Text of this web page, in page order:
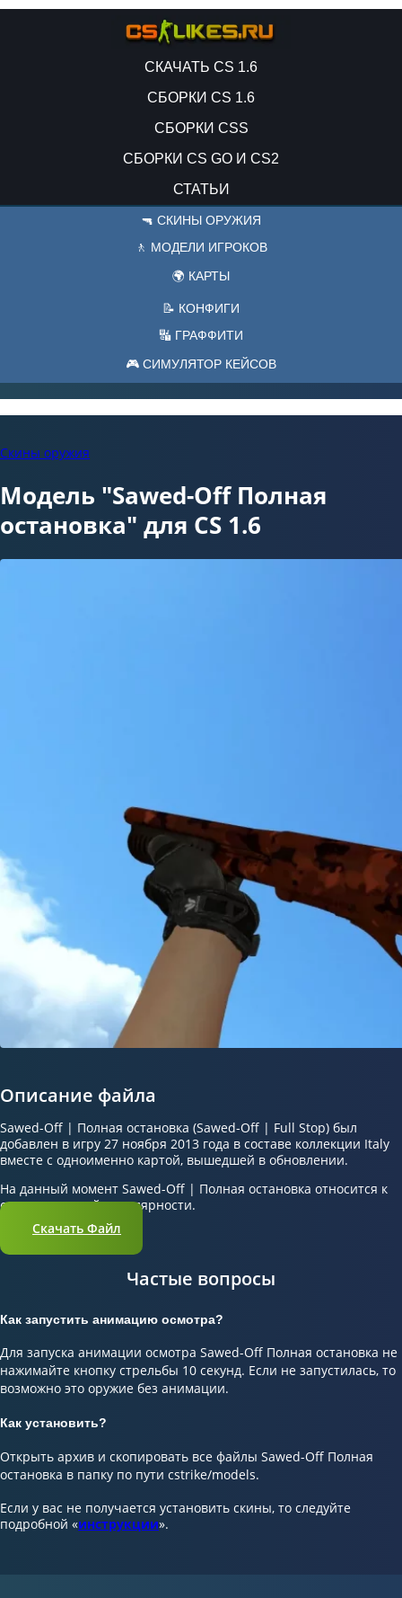
СКАЧАТЬ CS 1.6
СБОРКИ CS 1.6
СБОРКИ CSS
СБОРКИ CS GO И CS2
СТАТЬИ
🔫 СКИНЫ ОРУЖИЯ
🚶 МОДЕЛИ ИГРОКОВ
🌍 КАРТЫ
📝 КОНФИГИ
🔣 ГРАФФИТИ
🎮 СИМУЛЯТОР КЕЙСОВ
Скины оружия
Модель "Sawed-Off Полная
остановка" для CS 1.6
Описание файла
Sawed-Off | Полная остановка (Sawed-Off | Full Stop) был
добавлен в игру 27 ноября 2013 года в составе коллекции Italy
вместе с одноименно картой, вышедшей в обновлении.
На данный момент Sawed-Off | Полная остановка относится к
скинам средней популярности.
Скачать Файл
Частые вопросы
Как запустить анимацию осмотра?
Для запуска анимации осмотра Sawed-Off Полная остановка не
нажимайте кнопку стрельбы 10 секунд. Если не запустилась, то
возможно это оружие без анимации.
Как установить?
Открыть архив и скопировать все файлы Sawed-Off Полная
остановка в папку по пути cstrike/models.
Если у вас не получается установить скины, то следуйте
подробной «инструкции».